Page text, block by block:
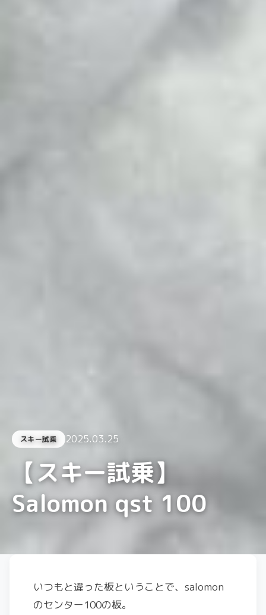
スキー試乗 2025.03.25
【スキー試乗】
Salomon qst 100
いつもと違った板ということで、salomon
のセンター100の板。